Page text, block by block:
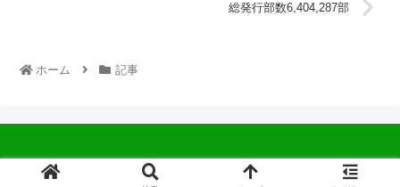
総発行部数6,404,287部
ホーム 記事
© 2022 中広会長ブログ.